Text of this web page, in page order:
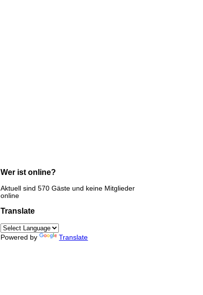
Wer ist online?
Aktuell sind 570 Gäste und keine Mitglieder
online
Translate
Powered by Translate